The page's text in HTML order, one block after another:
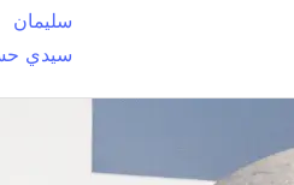
سليمان
سيدي